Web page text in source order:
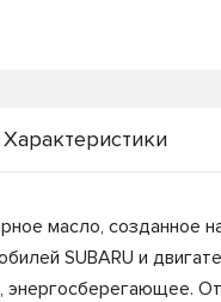
Характеристики
масло, созданное
SUBARU и
энергосберегающее.